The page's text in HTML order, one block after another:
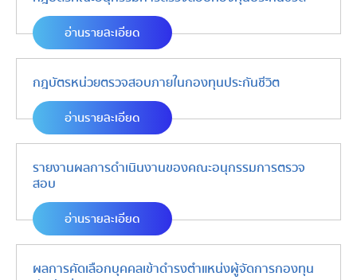
อ่านรายละเอียด
กฎบัตรหน่วยตรวจสอบภายในกองทุนประกันชีวิต
อ่านรายละเอียด
รายงานผลการดำเนินงานของคณะอนุกรรมการตรวจ
สอบ
อ่านรายละเอียด
ผลการคัดเลือกบุคคลเข้าดำรงตำแหน่งผู้จัดการกองทุน